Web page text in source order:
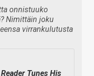
onnistuuko
Nimittäin joku
virrankulutusta
Tunes His